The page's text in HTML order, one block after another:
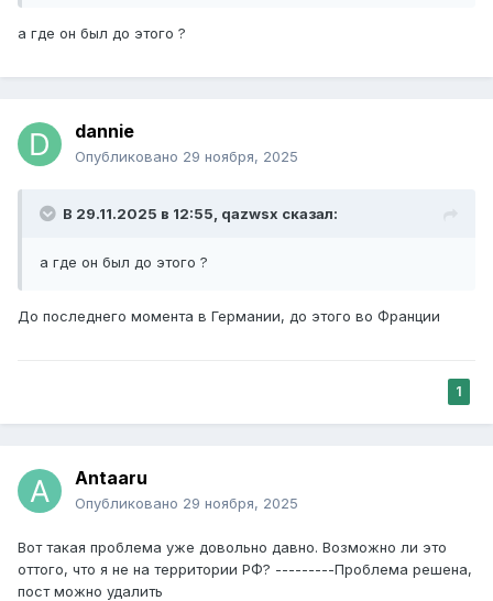
а где он был до этого ?
dannie
Опубликовано 29 ноября, 2025
В 29.11.2025 в 12:55, qazwsx сказал:
а где он был до этого ?
До последнего момента в Германии, до этого во Франции
1
Antaaru
Опубликовано 29 ноября, 2025
Вот такая проблема уже довольно давно. Возможно ли это
оттого, что я не на территории РФ? ---------Проблема решена,
пост можно удалить